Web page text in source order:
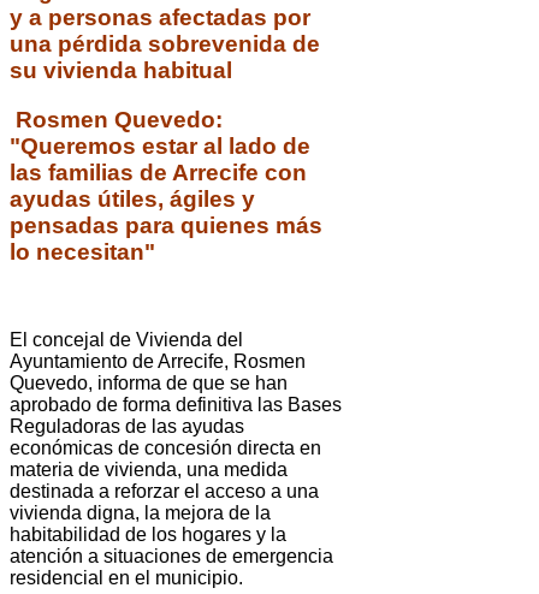
y a personas afectadas por
una pérdida sobrevenida de
su vivienda habitual
Rosmen Quevedo:
"Queremos estar al lado de
las familias de Arrecife con
ayudas útiles, ágiles y
pensadas para quienes más
lo necesitan"
El concejal de Vivienda del
Ayuntamiento de Arrecife, Rosmen
Quevedo, informa de que se han
aprobado de forma definitiva las Bases
Reguladoras de las ayudas
económicas de concesión directa en
materia de vivienda, una medida
destinada a reforzar el acceso a una
vivienda digna, la mejora de la
habitabilidad de los hogares y la
atención a situaciones de emergencia
residencial en el municipio.